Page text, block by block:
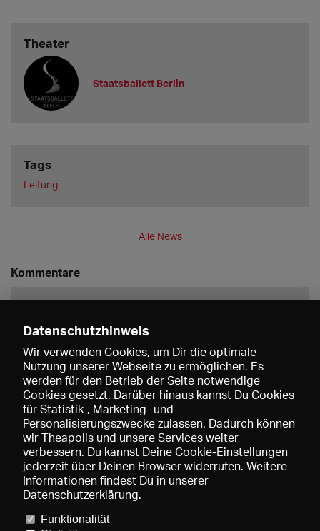
Theater
Staatsballett Berlin
Tags
Leitung
Alle News
Kommentare
Speichern
Datenschutzhinweis
Wir verwenden Cookies, um Dir die optimale
Nutzung unserer Webseite zu ermöglichen. Es
werden für den Betrieb der Seite notwendige
Cookies gesetzt. Darüber hinaus kannst Du Cookies
für Statistik-, Marketing- und
Personalisierungszwecke zulassen. Dadurch können
wir Theapolis und unsere Services weiter
verbessern. Du kannst Deine Cookie-Einstellungen
jederzeit über Deinen Browser widerrufen. Weitere
Informationen findest Du in unserer
Datenschutzerklärung.
Funktionalität